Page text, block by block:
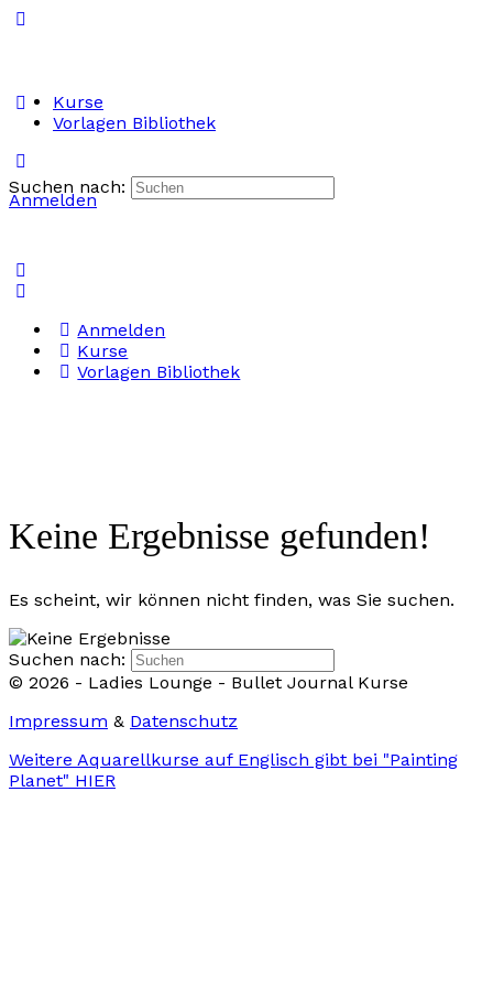
Kurse
Vorlagen Bibliothek
Anmelden
Suchen nach:
Anmelden
Kurse
Vorlagen Bibliothek
Keine Ergebnisse gefunden!
Es scheint, wir können nicht finden, was Sie suchen.
Suchen nach:
© 2026 - Ladies Lounge - Bullet Journal Kurse
Impressum & Datenschutz
Weitere Aquarellkurse auf Englisch gibt bei "Painting
Planet" HIER